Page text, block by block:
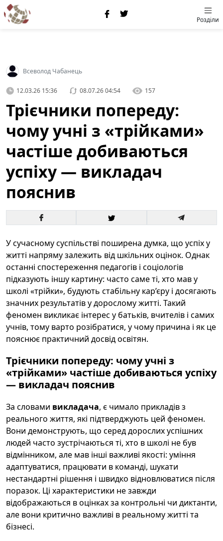
Розділи
Всеволод Чабанець
12.03.26 15:36 08.07.26 04:54 157
Трієчники попереду:
чому учні з «трійками»
частіше добиваються
успіху — викладач
пояснив
У сучасному суспільстві поширена думка, що успіх у
житті напряму залежить від шкільних оцінок. Однак
останні спостереження педагогів і соціологів
підказують іншу картину: часто саме ті, хто мав у
школі «трійки», будують стабільну кар’єру і досягають
значних результатів у дорослому житті. Такий
феномен викликає інтерес у батьків, вчителів і самих
учнів, тому варто розібратися, у чому причина і як це
пояснює практичний досвід освітян.
Трієчники попереду: чому учні з
«трійками» частіше добиваються успіху
— викладач пояснив
За словами викладача, є чимало прикладів з
реального життя, які підтверджують цей феномен.
Вони демонструють, що серед дорослих успішних
людей часто зустрічаються ті, хто в школі не був
відмінником, але мав інші важливі якості: уміння
адаптуватися, працювати в команді, шукати
нестандартні рішення і швидко відновлюватися після
поразок. Ці характеристики не завжди
відображаються в оцінках за контрольні чи диктанти,
але вони критично важливі в реальному житті та
бізнесі.